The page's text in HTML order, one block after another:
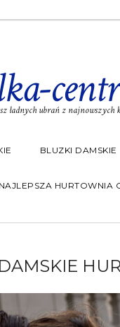
ładnych ubrań z
BLUZKI DAMSKIE
NAJLEPSZA HURTOWNIA